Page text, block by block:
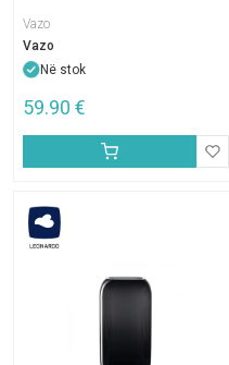
Vazo
Vazo
Në stok
59.90 €